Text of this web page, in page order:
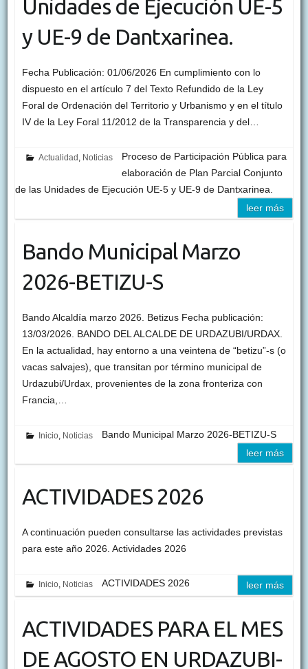
Unidades de Ejecución UE-5
y UE-9 de Dantxarinea.
Fecha Publicación: 01/06/2026 En cumplimiento con lo
dispuesto en el artículo 7 del Texto Refundido de la Ley
Foral de Ordenación del Territorio y Urbanismo y en el título
IV de la Ley Foral 11/2012 de la Transparencia y del…
Actualidad, Noticias
Proceso de Participación Pública para
elaboración de Plan Parcial Conjunto
de las Unidades de Ejecución UE-5 y UE-9 de Dantxarinea.
leer más
Bando Municipal Marzo
2026-BETIZU-S
Bando Alcaldía marzo 2026. Betizus Fecha publicación:
13/03/2026. BANDO DEL ALCALDE DE URDAZUBI/URDAX.
En la actualidad, hay entorno a una veintena de “betizu”-s (o
vacas salvajes), que transitan por término municipal de
Urdazubi/Urdax, provenientes de la zona fronteriza con
Francia,…
Inicio, Noticias
Bando Municipal Marzo 2026-BETIZU-S
leer más
ACTIVIDADES 2026
A continuación pueden consultarse las actividades previstas
para este año 2026. Actividades 2026
Inicio, Noticias ACTIVIDADES 2026 leer más
ACTIVIDADES PARA EL MES
DE AGOSTO EN URDAZUBI-